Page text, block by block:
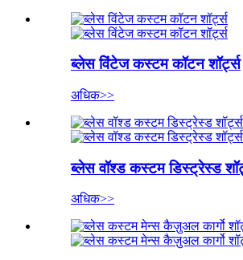
ब्लेस विंटेज कस्टम कॉटन शॉर्ट्स
अधिक>>
ब्लेस वॉश्ड कस्टम डिस्ट्रेस्ड
अधिक>>